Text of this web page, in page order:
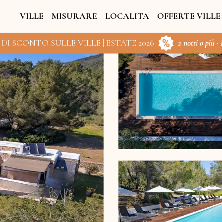
VILLE MISURARE LOCALITA OFFERTE VILLE
SCONTO SULLE VILLE | ESTATE 2026 2 notti o più ·